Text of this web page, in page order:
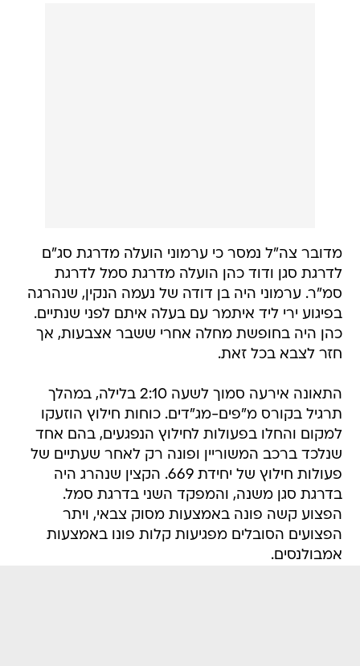
מדובר צה"ל נמסר כי ערמוני הועלה מדרגת סג"ם
לדרגת סגן ודוד כהן הועלה מדרגת סמל לדרגת
סמ"ר. ערמוני היה בן דודה של נעמה הנקין, שנהרגה
בפיגוע ירי ליד איתמר עם בעלה איתם לפני שנתיים.
כהן היה בחופשת מחלה אחרי ששבר אצבעות, אך
חזר לצבא בכל זאת.
התאונה אירעה סמוך לשעה 2:10 בלילה, במהלך
תרגיל בקורס מ"פים-מג"דים. כוחות חילוץ הוזעקו
למקום והחלו בפעולות לחילוץ הנפגעים, בהם אחד
שנלכד ברכב המשוריין ופונה רק לאחר שעתיים של
פעולות חילוץ של יחידת 669. הקצין שנהרג היה
בדרגת סגן משנה, והמפקד השני בדרגת סמל.
הפצוע קשה פונה באמצעות מסוק צבאי, ויתר
הפצועים הסובלים מפגיעות קלות פונו באמצעות
אמבולנסים.